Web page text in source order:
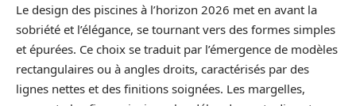
Le design des piscines à l’horizon 2026 met en avant la
sobriété et l’élégance, se tournant vers des formes simples
et épurées. Ce choix se traduit par l’émergence de modèles
rectangulaires ou à angles droits, caractérisés par des
lignes nettes et des finitions soignées. Les margelles,